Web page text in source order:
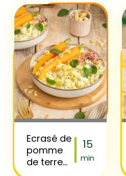
Ecrasé de
pomme
de terre
15
min